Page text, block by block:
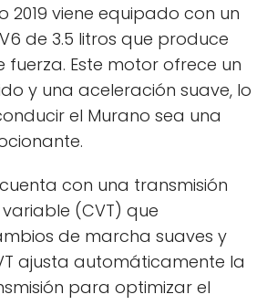
2019 viene equipado con un
de 3.5 litros que produce
fuerza. Este motor ofrece un
y una aceleración suave, lo
el Murano sea una
con una transmisión
(CVT) que
de marcha suaves y
ajusta automáticamente la
para optimizar el